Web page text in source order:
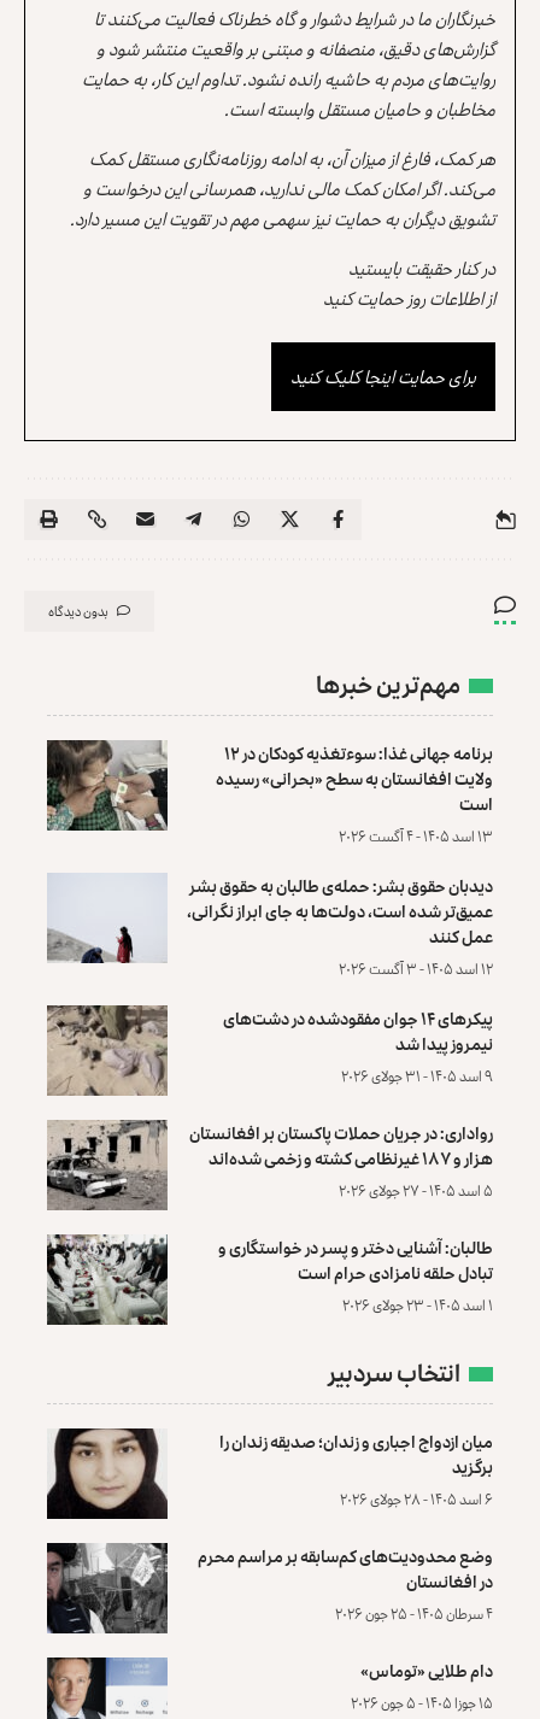
خبرنگاران ما در شرایط دشوار و گاه خطرناک فعالیت می‌کنند تا
گزارش‌های دقیق، منصفانه و مبتنی بر واقعیت منتشر شود و
روایت‌های مردم به حاشیه رانده نشود. تداوم این کار، به حمایت
مخاطبان و حامیان مستقل وابسته است.
هر کمک، فارغ از میزان آن، به ادامه روزنامه‌نگاری مستقل کمک
می‌کند. اگر امکان کمک مالی ندارید، همرسانی این درخواست و
تشویق دیگران به حمایت نیز سهمی مهم در تقویت این مسیر دارد.
در کنار حقیقت بایستید
از اطلاعات روز حمایت کنید
برای حمایت اینجا کلیک کنید
بدون دیدگاه
مهم‌ترین خبرها
برنامه جهانی غذا: سوءتغذیه کودکان در ۱۲
ولایت افغانستان به سطح «بحرانی» رسیده
است
۱۳ اسد ۱۴۰۵ - ۴ آگست ۲۰۲۶
دیدبان حقوق بشر: حمله‌ی طالبان به حقوق بشر
عمیق‌تر شده است، دولت‌ها به جای ابراز نگرانی،
عمل کنند
۱۲ اسد ۱۴۰۵ - ۳ آگست ۲۰۲۶
پیکرهای ۱۴ جوان مفقودشده در دشت‌های
نیمروز پیدا شد
۹ اسد ۱۴۰۵ - ۳۱ جولای ۲۰۲۶
رواداری: در جریان حملات پاکستان بر افغانستان
هزار و ۱۸۷ غیرنظامی کشته و زخمی شده‌اند
۵ اسد ۱۴۰۵ - ۲۷ جولای ۲۰۲۶
طالبان: آشنایی دختر و پسر در خواستگاری و
تبادل حلقه نامزادی حرام است
۱ اسد ۱۴۰۵ - ۲۳ جولای ۲۰۲۶
انتخاب سردبیر
میان ازدواج اجباری و زندان؛ صدیقه زندان را
برگزید
۶ اسد ۱۴۰۵ - ۲۸ جولای ۲۰۲۶
وضع محدودیت‌های کم‌سابقه بر مراسم محرم
در افغانستان
۴ سرطان ۱۴۰۵ - ۲۵ جون ۲۰۲۶
دام طلایی «توماس»
۱۵ جوزا ۱۴۰۵ - ۵ جون ۲۰۲۶